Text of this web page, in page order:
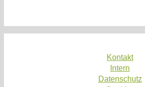
Kontakt
Intern
Datenschutz